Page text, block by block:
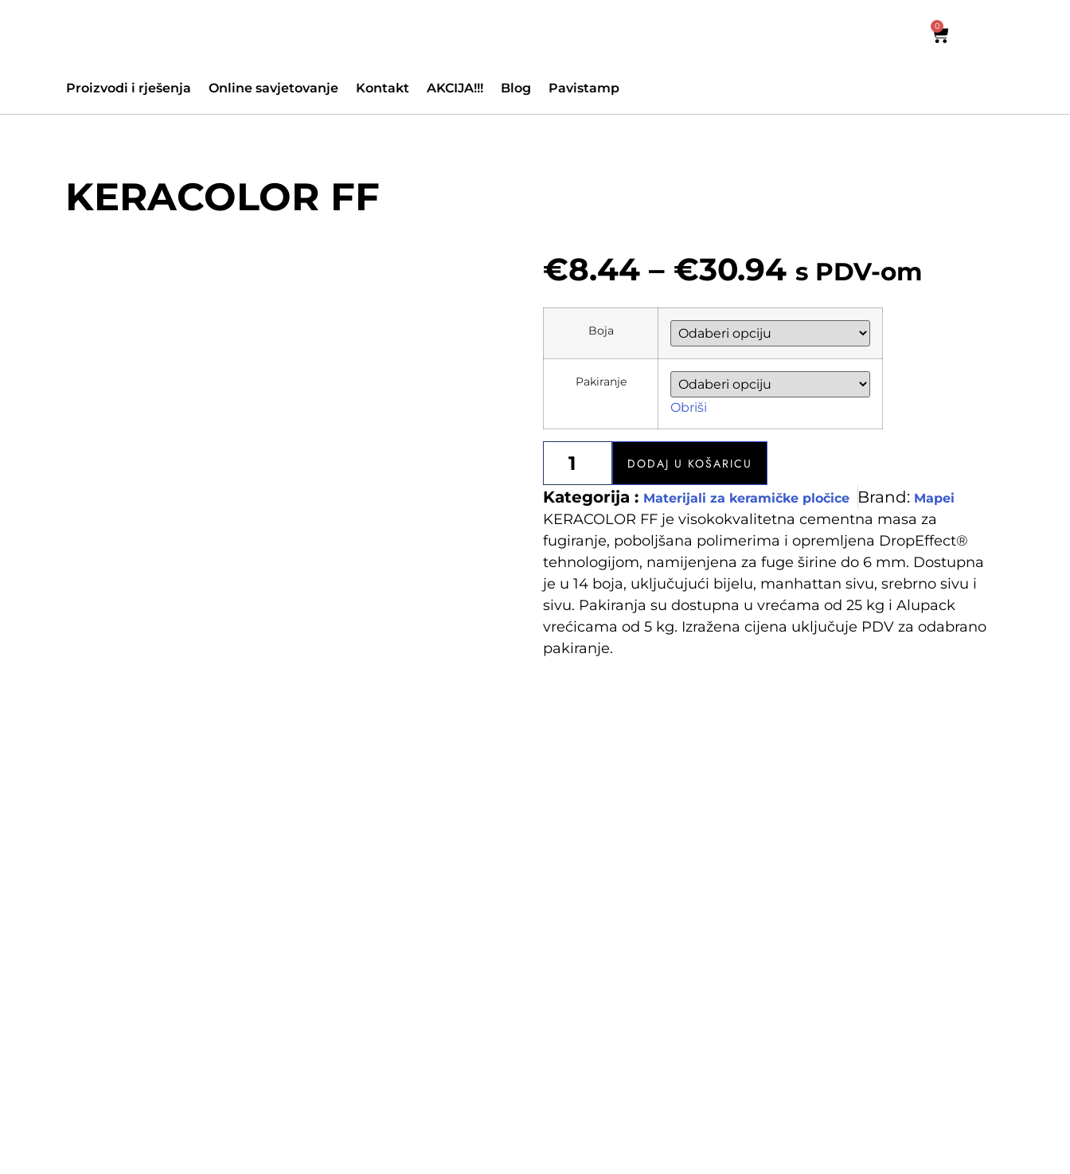
0
Proizvodi i rješenja Online savjetovanje Kontakt AKCIJA!!! Blog Pavistamp
KERACOLOR FF
€8.44 – €30.94 s PDV-om
Boja
Pakiranje
Obriši
DODAJ U KOŠARICU
Kategorija : Materijali za keramičke pločice Brand: Mapei
KERACOLOR FF je visokokvalitetna cementna masa za
fugiranje, poboljšana polimerima i opremljena DropEffect®
tehnologijom, namijenjena za fuge širine do 6 mm. Dostupna
je u 14 boja, uključujući bijelu, manhattan sivu, srebrno sivu i
sivu. Pakiranja su dostupna u vrećama od 25 kg i Alupack
vrećicama od 5 kg. Izražena cijena uključuje PDV za odabrano
pakiranje.